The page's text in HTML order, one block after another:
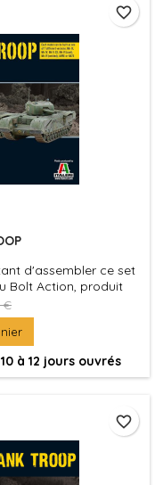
d'assembler ce set
Bolt Action, produit
Véhicule(s) à peindre
€
à 12 jours ouvrés
favorite_border
favorite_border